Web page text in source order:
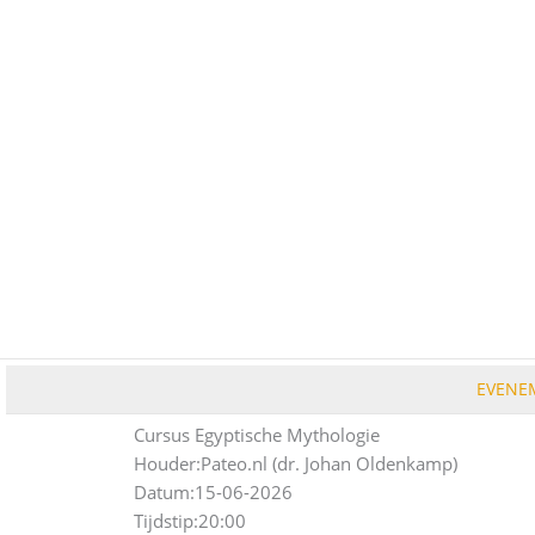
Cursus Egyptische Mythologie
Houder:Pateo.nl (dr. Johan Oldenkamp)
Datum:15-06-2026
Tijdstip:20:00